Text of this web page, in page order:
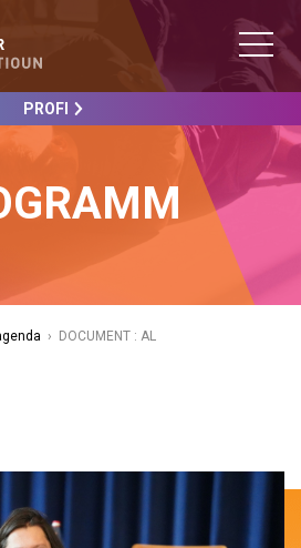
PROFI
› DOCUMENT : AL